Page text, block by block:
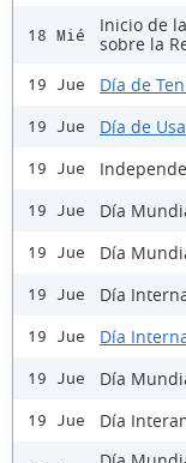
18 Mié
Inicio de
sobre la
19 Jue Día de
19 Jue Día de
19 Jue
19 Jue Día
19 Jue Día
19 Jue Día
19 Jue Día
19 Jue Día
19 Jue Día